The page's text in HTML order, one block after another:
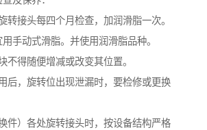
转接头每四个月检查，加润滑脂一次。
手动式滑脂。并使用润滑脂品种。
不得随便增减或改变其位置。
后，旋转位出现泄漏时，要检修或更换
件）各处旋转接头时，按设备结构严格